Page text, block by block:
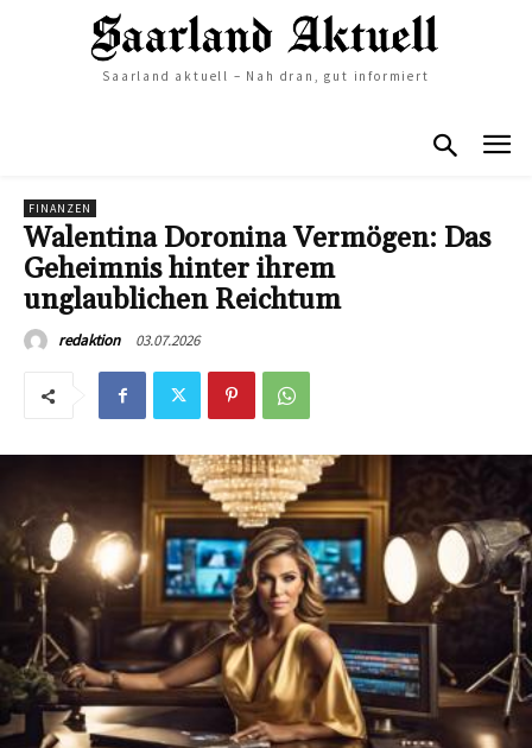
Saarland aktuell – Nah dran, gut informiert
FINANZEN
Walentina Doronina Vermögen: Das
Geheimnis hinter ihrem
unglaublichen Reichtum
redaktion 03.07.2026